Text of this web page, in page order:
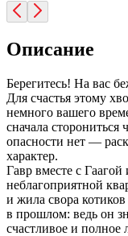
Описание
Берегитесь! На вас
Для счастья этому
немного вашего
сначала сторониться
опасности нет —
характер.
Гавр вместе с
неблагоприятной
и жила свора
в прошлом: ведь он
счастливое и полное